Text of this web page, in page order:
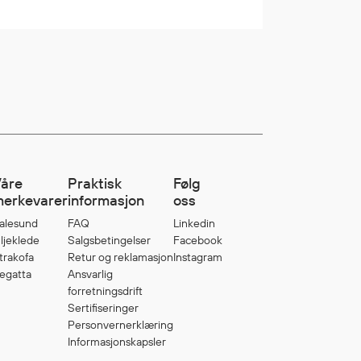
Praktisk
informasjon
FAQ
Salgsbetingelser
Retur og reklamasjon
Ansvarlig
forretningsdrift
Sertifiseringer
Personvernerklæring
Informasjonskapsler
Følg
oss
Linkedin
Facebook
Instagram